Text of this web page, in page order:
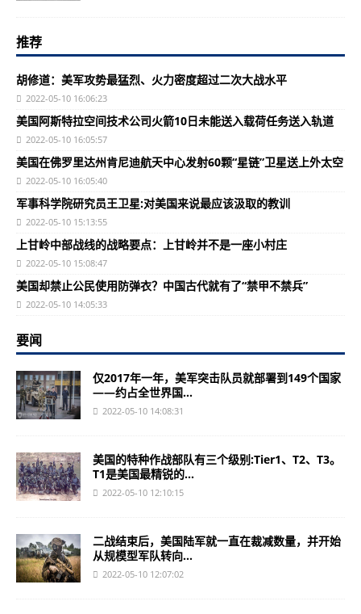
推荐
胡修道：美军攻势最猛烈、火力密度超过二次大战水平
2022-05-10 16:06:23
美国阿斯特拉空间技术公司火箭10日未能送入载荷任务送入轨道
2022-05-10 16:05:57
美国在佛罗里达州肯尼迪航天中心发射60颗“星链”卫星送上外太空
2022-05-10 16:05:40
军事科学院研究员王卫星:对美国来说最应该汲取的教训
2022-05-10 15:13:55
上甘岭中部战线的战略要点：上甘岭并不是一座小村庄
2022-05-10 15:08:47
美国却禁止公民使用防弹衣？中国古代就有了“禁甲不禁兵”
2022-05-10 14:05:33
要闻
仅2017年一年，美军突击队员就部署到149个国家
——约占全世界国...
2022-05-10 14:08:31
美国的特种作战部队有三个级别:Tier1、T2、T3。
T1是美国最精锐的...
2022-05-10 12:10:15
二战结束后，美国陆军就一直在裁减数量，并开始
从规模型军队转向...
2022-05-10 12:07:02